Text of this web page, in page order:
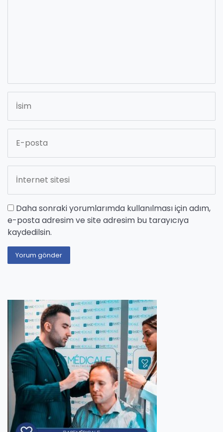
Daha sonraki yorumlarımda kullanılması için adım,
e-posta adresim ve site adresim bu tarayıcıya
kaydedilsin.